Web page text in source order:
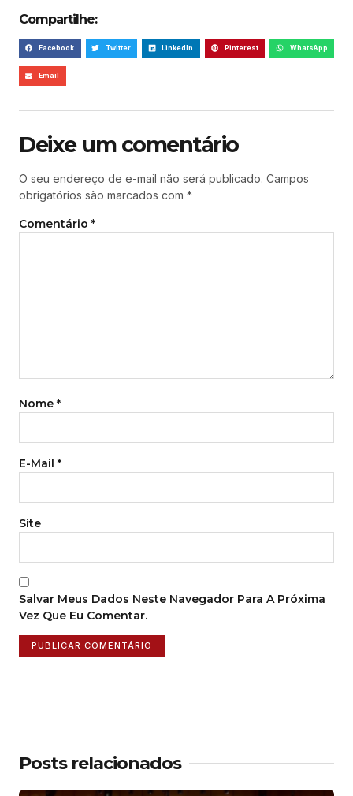
Compartilhe:
Facebook Twitter LinkedIn Pinterest WhatsApp
Email
Deixe um comentário
O seu endereço de e-mail não será publicado. Campos
obrigatórios são marcados com *
Comentário *
Nome *
E-Mail *
Site
Salvar Meus Dados Neste Navegador Para A Próxima
Vez Que Eu Comentar.
Posts relacionados